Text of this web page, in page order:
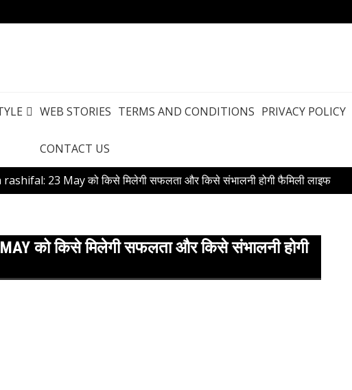
WEB STORIES TERMS AND CONDITIONS PRIVACY POLICY
CONTACT US
23 May को किसे मिलेगी सफलता और किसे संभालनी होगी फैमिली लाइफ
को किसे मिलेगी सफलता और किसे संभालनी होगी